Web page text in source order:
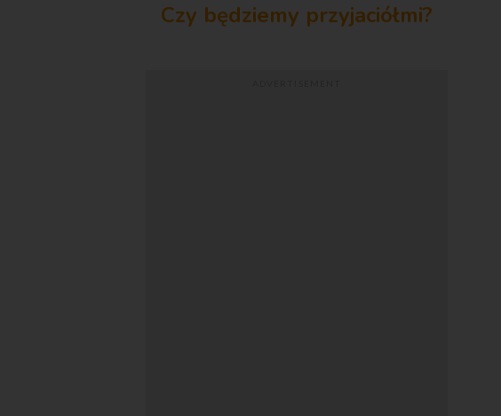
Czy będziemy przyjaciółmi?